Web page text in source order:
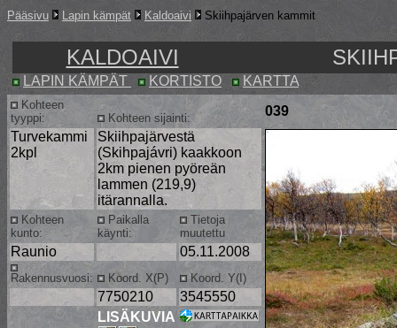
Pääsivu Lapin kämpät Kaldoaivi Skiihpajärven kammit
KALDOAIVI
LAPIN KÄMPÄT KORTISTO KARTTA
Kohteen
tyyppi:
Kohteen sijainti:
039
Turvekammi
2kpl
Skiihpajärvestä
(Skihpajávri) kaakkoon
2km pienen pyöreän
lammen (219,9)
itärannalla.
Kohteen
kunto:
Paikalla
käynti:
Tietoja
muutettu
Raunio 05.11.2008
Rakennusvuosi: Koord. X(P) Koord. Y(I)
7750210 3545550
LISÄKUVIA